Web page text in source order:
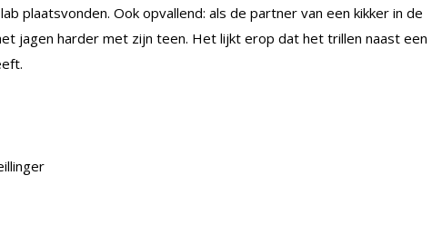
plaatsvonden. Ook opvallend: als de partner van een kikker in de
jagen harder met zijn teen. Het lijkt erop dat het trillen naast een